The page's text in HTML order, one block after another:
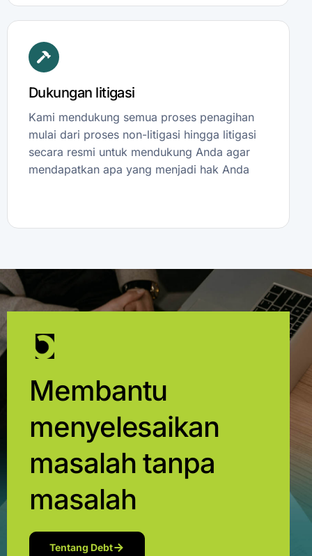
Dukungan litigasi
Kami mendukung semua proses penagihan
mulai dari proses non-litigasi hingga litigasi
secara resmi untuk mendukung Anda agar
mendapatkan apa yang menjadi hak Anda
Membantu
menyelesaikan
masalah tanpa
masalah
Tentang Debt